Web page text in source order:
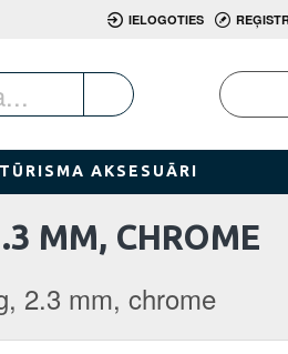
IELOGOTIES
AKSESUĀRI
2.3 mm, chrome
MM, CHROME